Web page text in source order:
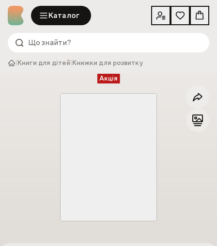
Каталог
Книги для дітей Книжки для розвитку
Акція